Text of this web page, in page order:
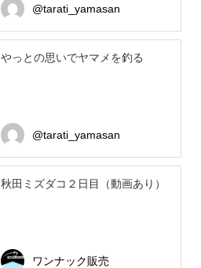
@tarati_yamasan
やっとの思いでヤマメを釣る
@tarati_yamasan
秋田ミズダコ２日目（動画あり）
ワンナック販売